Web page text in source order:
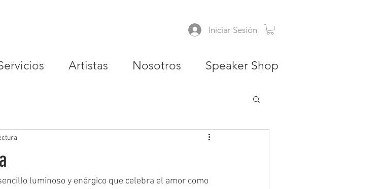
Iniciar Sesión
Artistas Nosotros Speaker Shop
luminoso y enérgico que celebra el amor como